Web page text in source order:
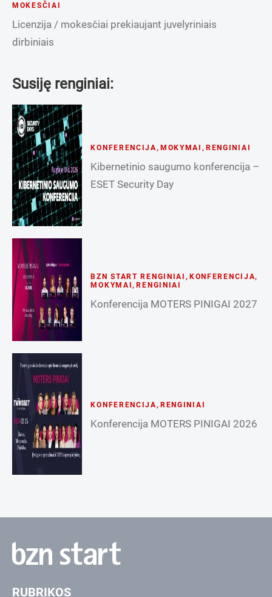
MOKESČIAI
Licenzija / mokesčiai prekiaujant juvelyriniais
dirbiniais
Susiję renginiai:
KONFERENCIJA , MOKYMAI , RENGINIAI
Kibernetinio saugumo konferencija –
ESET Security Day
BZN START RENGINIAI , KONFERENCIJA,
MOKYMAI ,RENGINIAI
Konferencija MOTERS PINIGAI 2027
KONFERENCIJA, RENGINIAI
Konferencija MOTERS PINIGAI 2026
RUBRIKOS